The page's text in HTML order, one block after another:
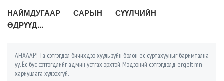
НАЙМДУГААР САРЫН СҮҮЛЧИЙН
ӨДРҮҮД...
АНХААР! Та сэтгэгдэл бичихдээ хууль зүйн болон ёс суртахууныг баримтална
уу. Ёс бус сэтгэгдлийг админ устгах эрхтэй. Мэдээний сэтгэгдэлд ergelt.mn
хариуцлага хүлээхгүй.